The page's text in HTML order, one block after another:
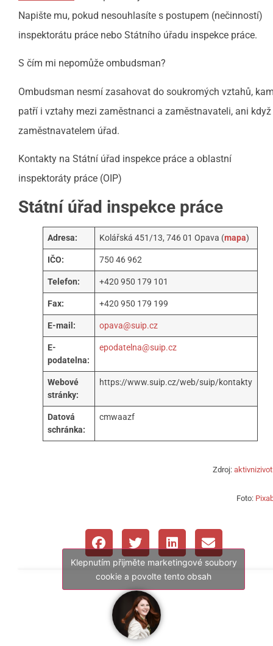
Napište mu, pokud nesouhlasíte s postupem (nečinností)
inspektorátu práce nebo Státního úřadu inspekce práce.
S čím mi nepomůže ombudsman?
Ombudsman nesmí zasahovat do soukromých vztahů,
patří i vztahy mezi zaměstnanci a zaměstnavateli, ani když
zaměstnavatelem úřad.
Kontakty na Státní úřad inspekce práce a oblastní
inspektoráty práce (OIP)
Státní úřad inspekce práce
Adresa: Kolářská 451/13, 746 01 Opava (mapa)
IČO: 750 46 962
Telefon: +420 950 179 101
Fax: +420 950 179 199
E-mail: opava@suip.cz
E-
podatelna:
epodatelna@suip.cz
Webové
stránky:
https://www.suip.cz/web/suip/kontakty
Datová
schránka:
cmwaazf
Zdroj:
Foto:
Klepnutím přijměte marketingové soubory
cookie a povolte tento obsah